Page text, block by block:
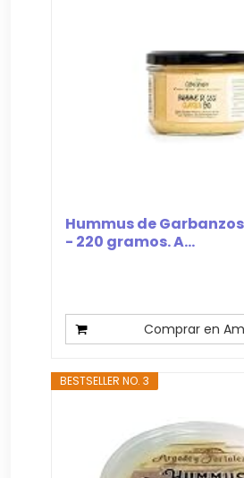
Hummus de
- 220 gramos. A...
Comprar en
BESTSELLER NO. 3